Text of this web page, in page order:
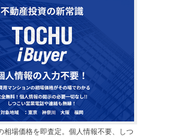
相場価格を即査定。個人情報不要、しつ